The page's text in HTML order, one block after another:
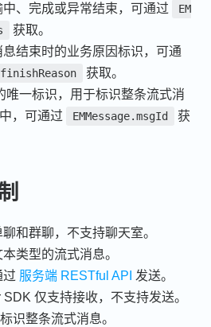
、完成或异常结束，可通过
EM
获取。
息结束时的业务原因标识，可通
获取。
唯一标识，用于标识整条流式消
，可通过
EMMessage.msgId
获
和群聊，不支持聊天室。
类型的流式消息。
过 服务端 RESTful API 发送。
仅支持接收，不支持发送。
标识整条流式消息。